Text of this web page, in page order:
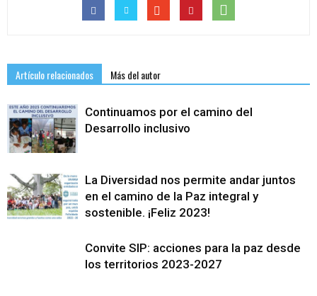
Artículo relacionados Más del autor
Continuamos por el camino del
Desarrollo inclusivo
La Diversidad nos permite andar juntos
en el camino de la Paz integral y
sostenible. ¡Feliz 2023!
Convite SIP: acciones para la paz desde
los territorios 2023-2027